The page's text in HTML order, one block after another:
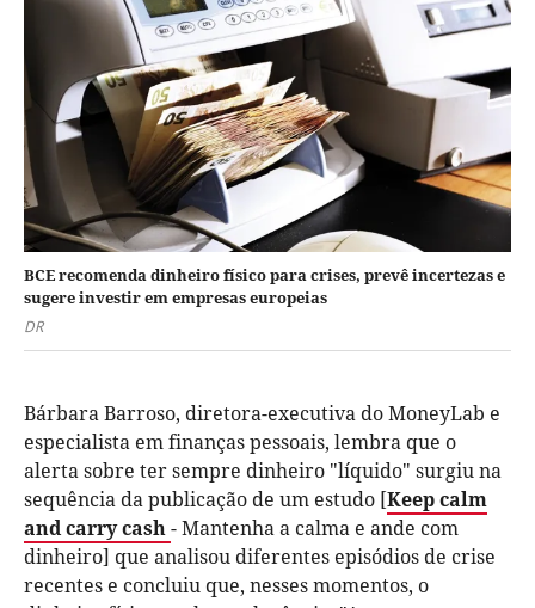
BCE recomenda dinheiro físico para crises, prevê incertezas e
sugere investir em empresas europeias
DR
Bárbara Barroso, diretora-executiva do MoneyLab e
especialista em finanças pessoais, lembra que o
alerta sobre ter sempre dinheiro "líquido" surgiu na
sequência da publicação de um estudo [Keep calm
and carry cash-Mantenha a calma e ande com
dinheiro] que analisou diferentes episódios de crise
recentes e concluiu que, nesses momentos, o